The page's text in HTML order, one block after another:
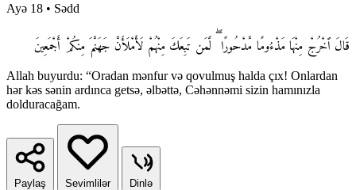
Ayə 18 • Sədd
قَالَ ٱخْرُجْ مِنْهَا مَذْءُومًا مَّدْحُورًا ۖ لَّمَن تَبِعَكَ مِنْهُمْ لَأَمْلَأَنَّ جَهَنَّمَ مِنكُمْ أَجْمَعِينَ
Allah buyurdu: “Oradan mənfur və qovulmuş halda çıx! Onlardan
hər kəs sənin ardınca getsə, əlbəttə, Cəhənnəmi sizin hamınızla
dolduracağam.
Paylaş Sevimlilər Dinlə